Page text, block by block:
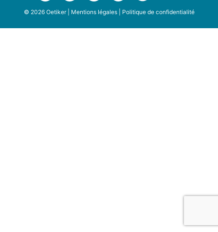
© 2026 Oetiker | Mentions légales| Politique de confidentialité